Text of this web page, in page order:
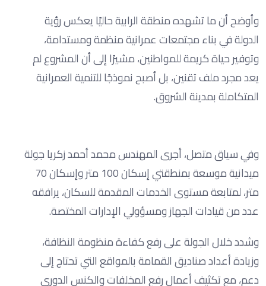
وأوضح أن ما تشهده منطقة الرابية حاليًا يعكس رؤية
الدولة في بناء مجتمعات عمرانية منظمة ومستدامة،
وتوفير حياة كريمة للمواطنين، مشيرًا إلى أن المشروع لم
يعد مجرد ملف تقنين، بل أصبح نموذجًا للتنمية العمرانية
المتكاملة بمدينة الشروق.
وفي سياق متصل، أجرى المهندس محمد أحمد زكريا جولة
ميدانية موسعة بمنطقتي إسكان 100 متر وإسكان 70
متر، لمتابعة مستوى الخدمات المقدمة للسكان، يرافقه
عدد من قيادات الجهاز ومسؤولي الإدارات المختصة.
وشدد خلال الجولة على رفع كفاءة منظومة النظافة،
وزيادة أعداد صناديق القمامة بالمواقع التي تحتاج إلى
دعم، مع تكثيف أعمال رفع المخلفات والكنس الدوري